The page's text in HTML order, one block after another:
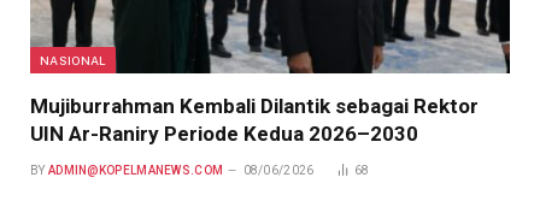
NASIONAL
Mujiburrahman Kembali Dilantik sebagai Rektor
UIN Ar-Raniry Periode Kedua 2026–2030
BY ADMIN@KOPELMANEWS.COM 08/06/2026 68